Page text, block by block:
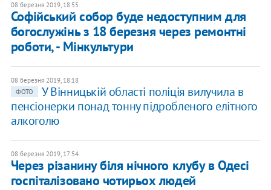
08 березня 2019, 18:55
Софійський собор буде недоступним для
богослужінь з 18 березня через ремонтні
роботи, - Мінкультури
08 березня 2019, 18:18
ФОТО
У Вінницькій області поліція вилучила в
пенсіонерки понад тонну підробленого елітного
алкоголю
08 березня 2019, 17:54
Через різанину біля нічного клубу в Одесі
госпіталізовано чотирьох людей